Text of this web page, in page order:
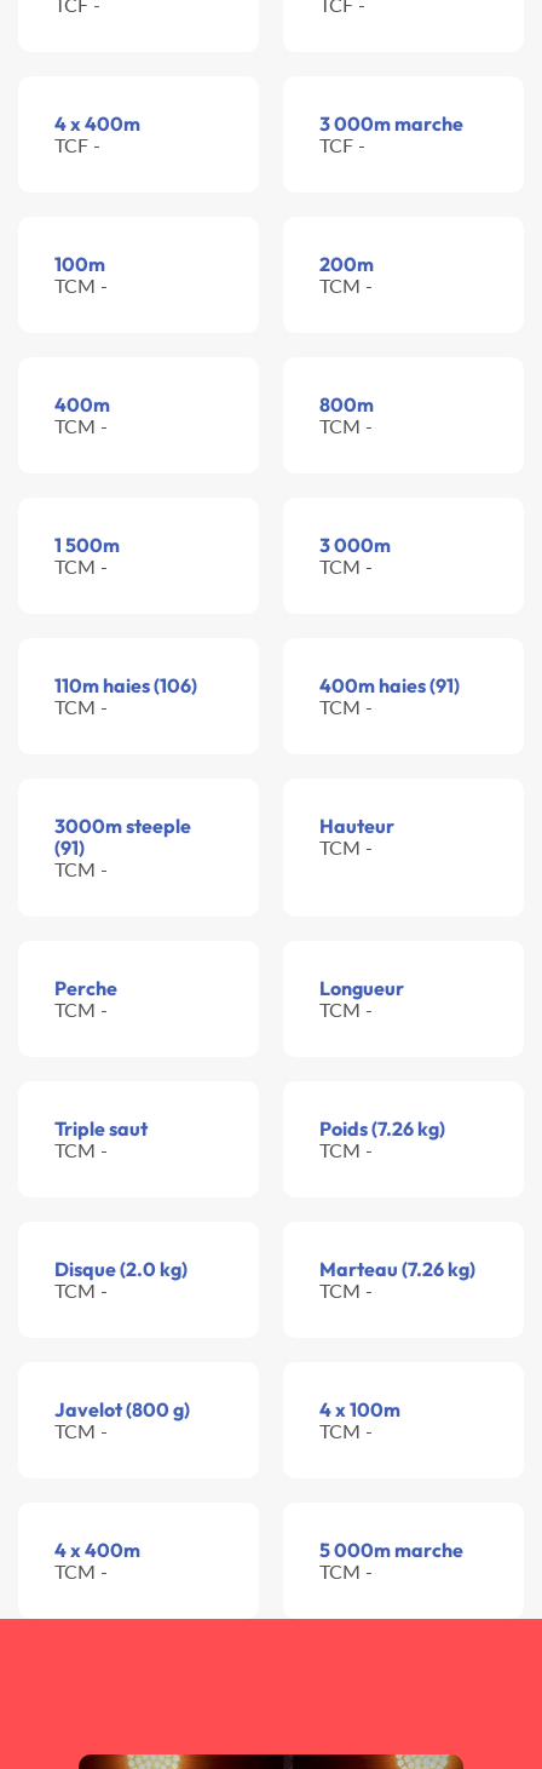
4 x 400m
TCF -
3 000m marche
TCF -
100m
TCM -
200m
TCM -
400m
TCM -
800m
TCM -
1 500m
TCM -
3 000m
TCM -
110m haies (106)
TCM -
400m haies (91)
TCM -
3000m steeple
(91)
TCM -
Hauteur
TCM -
Perche
TCM -
Longueur
TCM -
Triple saut
TCM -
Poids (7.26 kg)
TCM -
Disque (2.0 kg)
TCM -
Marteau (7.26 kg)
TCM -
Javelot (800 g)
TCM -
4 x 100m
TCM -
4 x 400m
TCM -
5 000m marche
TCM -